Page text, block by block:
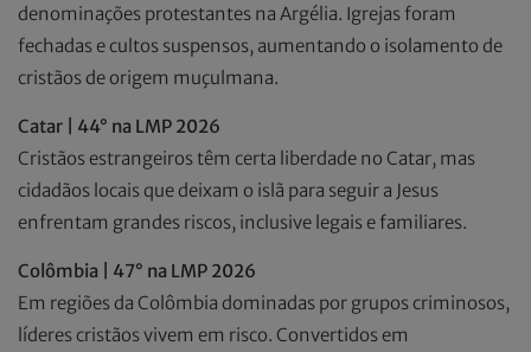
denominações protestantes na Argélia. Igrejas foram
fechadas e cultos suspensos, aumentando o isolamento de
cristãos de origem muçulmana.
Catar | 44° na LMP 2026
Cristãos estrangeiros têm certa liberdade no Catar, mas
cidadãos locais que deixam o islã para seguir a Jesus
enfrentam grandes riscos, inclusive legais e familiares.
Colômbia | 47° na LMP 2026
Em regiões da Colômbia dominadas por grupos criminosos,
líderes cristãos vivem em risco. Convertidos em